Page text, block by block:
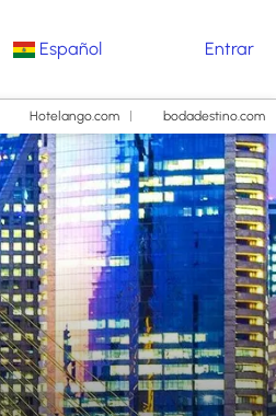
Español Entrar
Hotelango.com bodadestino.com